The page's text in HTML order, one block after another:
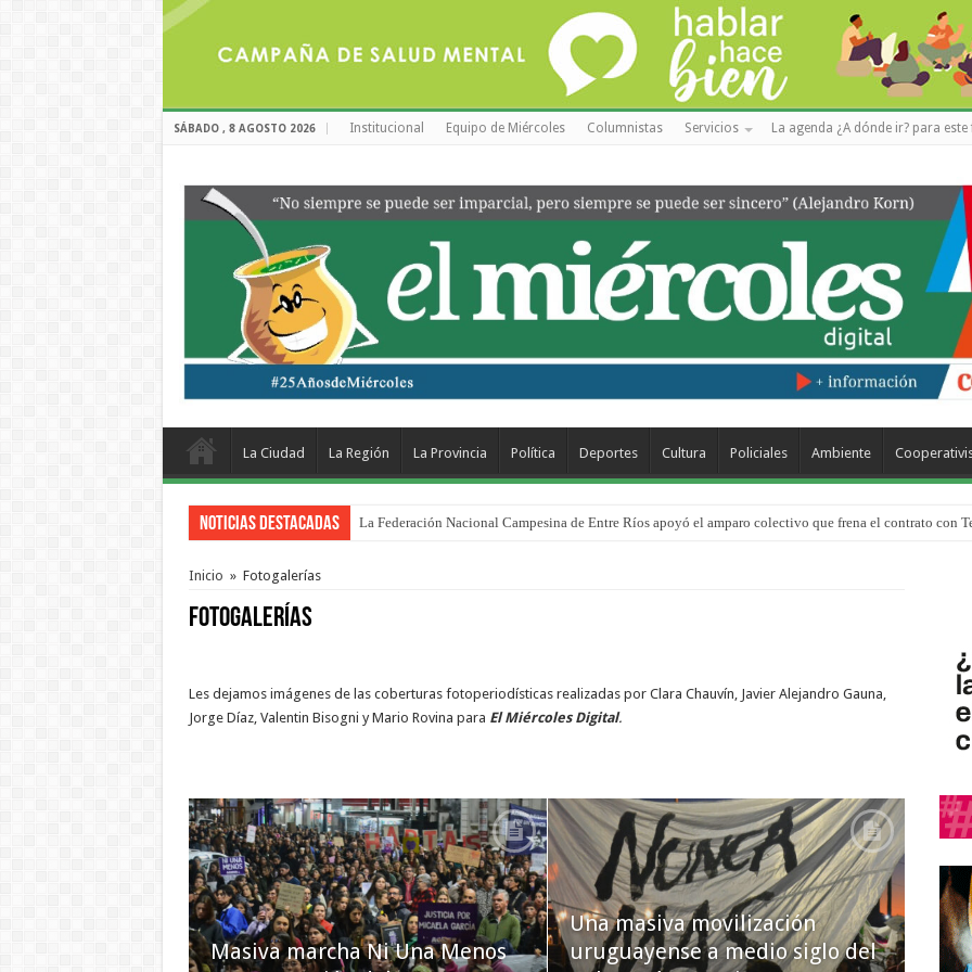
SÁBADO , 8 AGOSTO 2026 Institucional Equipo de Miércoles Columnistas Servicios La agenda ¿A dónde ir? para este
La Ciudad La Región La Provincia Política Deportes Cultura Policiales Ambiente
Noticias Destacadas La Federación Nacional Campesina de Entre Ríos apoyó el amparo colectivo que frena el contrato con
Con cambios a último momento, aprobaron la ley de propiedad privada
Inicio » Fotogalerías
Fotogalerías
Les dejamos imágenes de las coberturas fotoperiodísticas realizadas por Clara Chauvín, Javier Alejandro Gauna,
Jorge Díaz, Valentin Bisogni y Mario Rovina para El Miércoles Digital.
Masiva marcha Ni Una Menos
Una masiva movilización
uruguayense a medio siglo del